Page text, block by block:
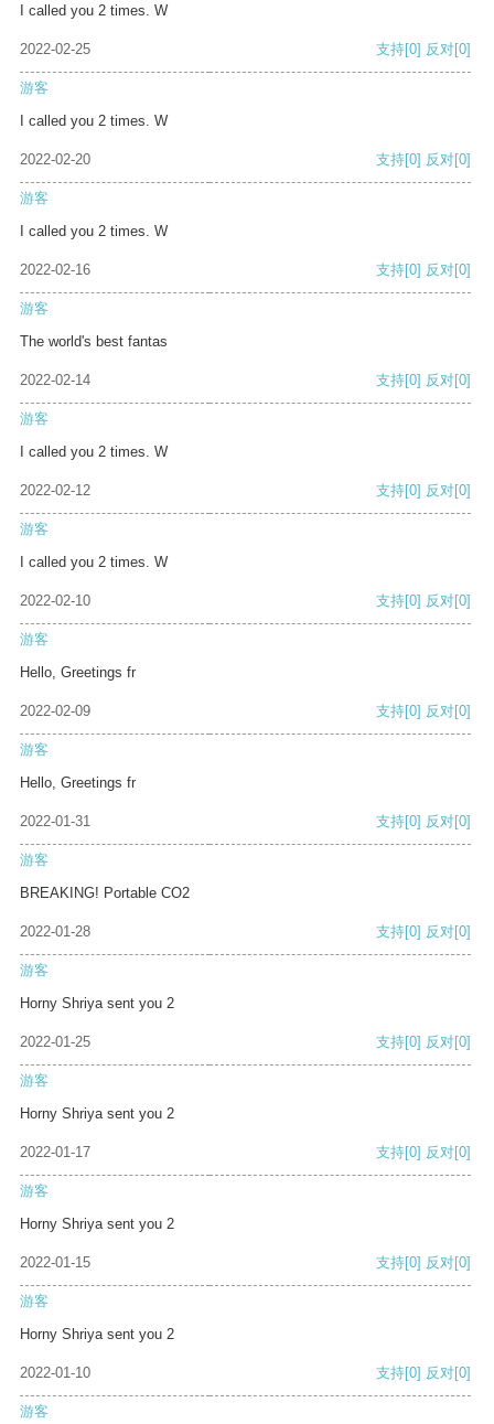
I called you 2 times. W
2022-02-25 支持[0] 反对[0]
游客
I called you 2 times. W
2022-02-20 支持[0] 反对[0]
游客
I called you 2 times. W
2022-02-16 支持[0] 反对[0]
游客
The world's best fantas
2022-02-14 支持[0] 反对[0]
游客
I called you 2 times. W
2022-02-12 支持[0] 反对[0]
游客
I called you 2 times. W
2022-02-10 支持[0] 反对[0]
游客
Hello, Greetings fr
2022-02-09 支持[0] 反对[0]
游客
Hello, Greetings fr
2022-01-31 支持[0] 反对[0]
游客
BREAKING! Portable CO2
2022-01-28 支持[0] 反对[0]
游客
Horny Shriya sent you 2
2022-01-25 支持[0] 反对[0]
游客
Horny Shriya sent you 2
2022-01-17 支持[0] 反对[0]
游客
Horny Shriya sent you 2
2022-01-15 支持[0] 反对[0]
游客
Horny Shriya sent you 2
2022-01-10 支持[0] 反对[0]
游客